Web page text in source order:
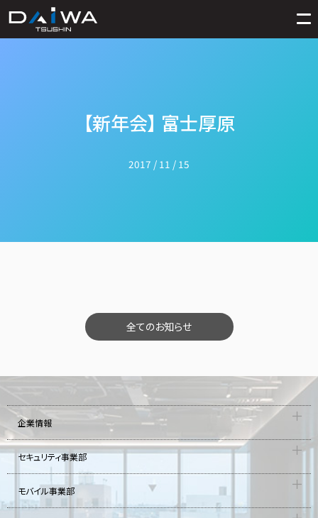
【新年会】 富士厚原
2017 / 11 / 15
全てのお知らせ
企業情報
セキュリティ事業部
モバイル事業部